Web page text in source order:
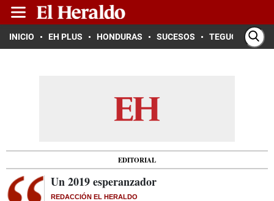
INICIO EH PLUS HONDURAS SUCESOS TEGUCIGALPA
EDITORIAL
Un 2019 esperanzador
REDACCIÓN EL HERALDO